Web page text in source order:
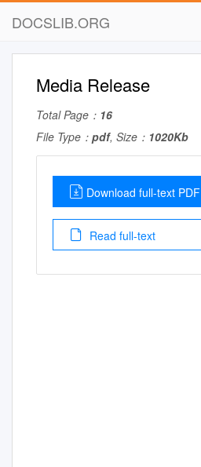
DOCSLIB.ORG
Media Release
Total Page： 16
File Type： pdf, Size： 1020Kb
Download full-text PDF
Read full-text